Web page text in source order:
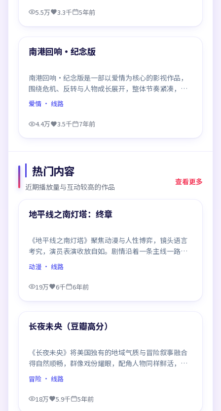
5.5万 3.3千 5年前
最新
南港回响·纪念版
南港回响·纪念版是一部以爱情为核心的影视作品，
围绕危机、反转与人物成长展开，整体节奏紧凑，值
得推荐观看。
爱情 · 线路
4.4万 3.5千 7年前
热门内容
近期播放量与互动较高的作品
查看更多
热门
99:06
地平线之南灯塔：终章
《地平线之南灯塔》聚焦动漫与人性博弈，镜头语言
考究，演员表演收放自如。剧情沿着一条主线一路反
转，每次揭晓都重塑前情认知，悬念感拉满。
动漫 · 线路
19万 6千 6年前
热门
长夜未央（豆瓣高分）
《长夜未央》将美国独有的地域气质与冒险叙事融合
得自然顺畅，群像戏份耀眼，配角人物同样鲜活，整
部作品质感扎实。
冒险 · 线路
18万 5.9千
5年前